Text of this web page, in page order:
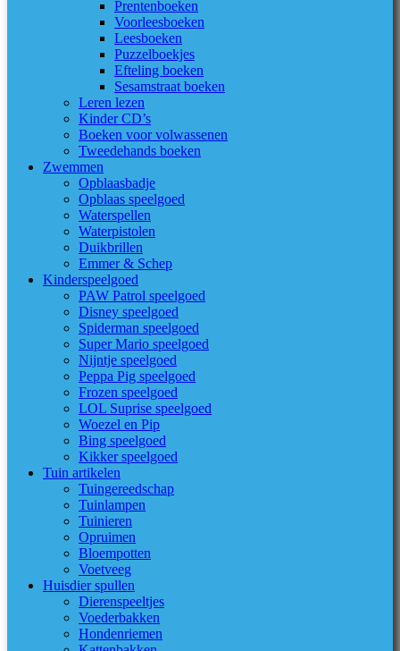
Prentenboeken
Voorleesboeken
Leesboeken
Puzzelboekjes
Efteling boeken
Sesamstraat boeken
Leren lezen
Kinder CD’s
Boeken voor volwassenen
Tweedehands boeken
Zwemmen
Opblaasbadje
Opblaas speelgoed
Waterspellen
Waterpistolen
Duikbrillen
Emmer & Schep
Kinderspeelgoed
PAW Patrol speelgoed
Disney speelgoed
Spiderman speelgoed
Super Mario speelgoed
Nijntje speelgoed
Peppa Pig speelgoed
Frozen speelgoed
LOL Suprise speelgoed
Woezel en Pip
Bing speelgoed
Kikker speelgoed
Tuin artikelen
Tuingereedschap
Tuinlampen
Tuinieren
Opruimen
Bloempotten
Voetveeg
Huisdier spullen
Dierenspeeltjes
Voederbakken
Hondenriemen